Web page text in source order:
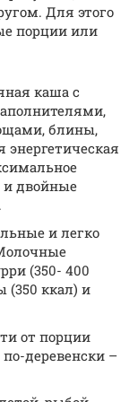
Для этого
порции или
каша с
блины,
и двойные
и легко
(350- 400
(350 ккал) и
от порции
по-деревенски –